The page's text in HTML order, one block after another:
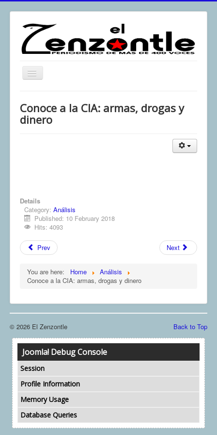
Toggle
El Zenzontle
Afirmación
COMUNERA 67 EN PDF numero de presentación de la
Conoce a la CIA: armas, drogas y
dinero
Details
Category: Análisis
Published: 10 February 2018
Hits: 4093
Prev Next
You are here: Home
Análisis
Conoce a la CIA: armas, drogas y dinero
Back to Top
© 2026 El Zenzontle
Joomla! Debug Console
Session
Profile Information
Memory Usage
Database Queries